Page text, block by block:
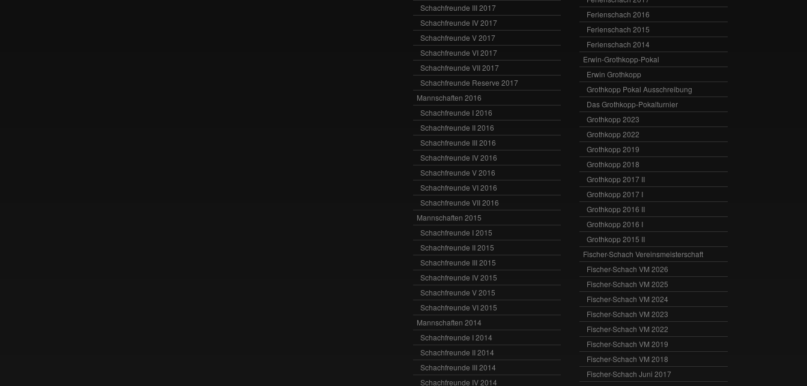
Schachfreunde III 2017
Schachfreunde IV 2017
Schachfreunde V 2017
Schachfreunde VI 2017
Schachfreunde VII 2017
Schachfreunde Reserve 2017
Mannschaften 2016
Schachfreunde I 2016
Schachfreunde II 2016
Schachfreunde III 2016
Schachfreunde IV 2016
Schachfreunde V 2016
Schachfreunde VI 2016
Schachfreunde VII 2016
Mannschaften 2015
Schachfreunde I 2015
Schachfreunde II 2015
Schachfreunde III 2015
Schachfreunde IV 2015
Schachfreunde V 2015
Schachfreunde VI 2015
Mannschaften 2014
Schachfreunde I 2014
Schachfreunde II 2014
Schachfreunde III 2014
Schachfreunde IV 2014
Ferienschach 2016
Ferienschach 2015
Ferienschach 2014
Erwin-Grothkopp-Pokal
Erwin Grothkopp
Grothkopp Pokal Ausschreibung
Das Grothkopp-Pokalturnier
Grothkopp 2023
Grothkopp 2022
Grothkopp 2019
Grothkopp 2018
Grothkopp 2017 II
Grothkopp 2017 I
Grothkopp 2016 II
Grothkopp 2016 I
Grothkopp 2015 II
Fischer-Schach Vereinsmeisterschaft
Fischer-Schach VM 2026
Fischer-Schach VM 2025
Fischer-Schach VM 2024
Fischer-Schach VM 2023
Fischer-Schach VM 2022
Fischer-Schach VM 2019
Fischer-Schach VM 2018
Fischer-Schach Juni 2017